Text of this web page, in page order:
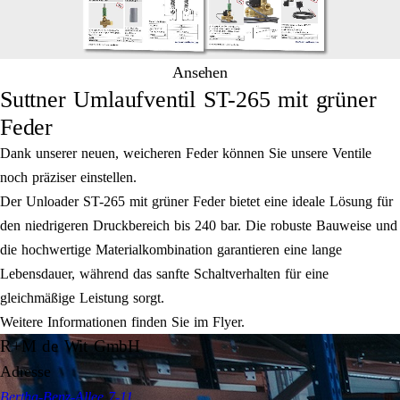
Ansehen
Suttner Umlaufventil ST-265 mit grüner
Feder
Dank unserer neuen, weicheren Feder können Sie unsere Ventile
noch präziser einstellen.
Der Unloader ST-265 mit grüner Feder bietet eine ideale Lösung für
den niedrigeren Druckbereich bis 240 bar. Die robuste Bauweise und
die hochwertige Materialkombination garantieren eine lange
Lebensdauer, während das sanfte Schaltverhalten für eine
gleichmäßige Leistung sorgt.
Weitere Informationen finden Sie im Flyer.
R+M de Wit GmbH
Adresse
Bertha-Benz-Allee 7-11